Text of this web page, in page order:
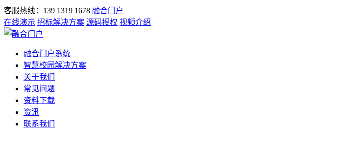
客服热线：139 1319 1678 融合门户
在线演示 招标解决方案 源码授权 视频介绍
融合门户系统
智慧校园解决方案
关于我们
常见问题
资料下载
资讯
联系我们